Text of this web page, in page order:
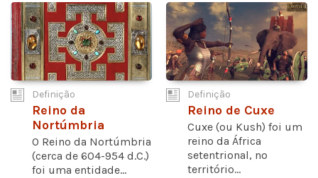
Definição
Reino da
Nortúmbria
O Reino da Nortúmbria
(cerca de 604-954 d.C.)
foi uma entidade...
Definição
Reino de Cuxe
Cuxe (ou Kush) foi um
reino da África
setentrional, no
território...